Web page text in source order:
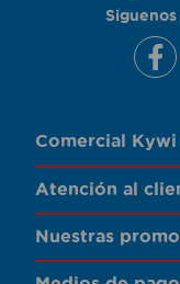
Comercial Kywi
Atención al
Nuestras